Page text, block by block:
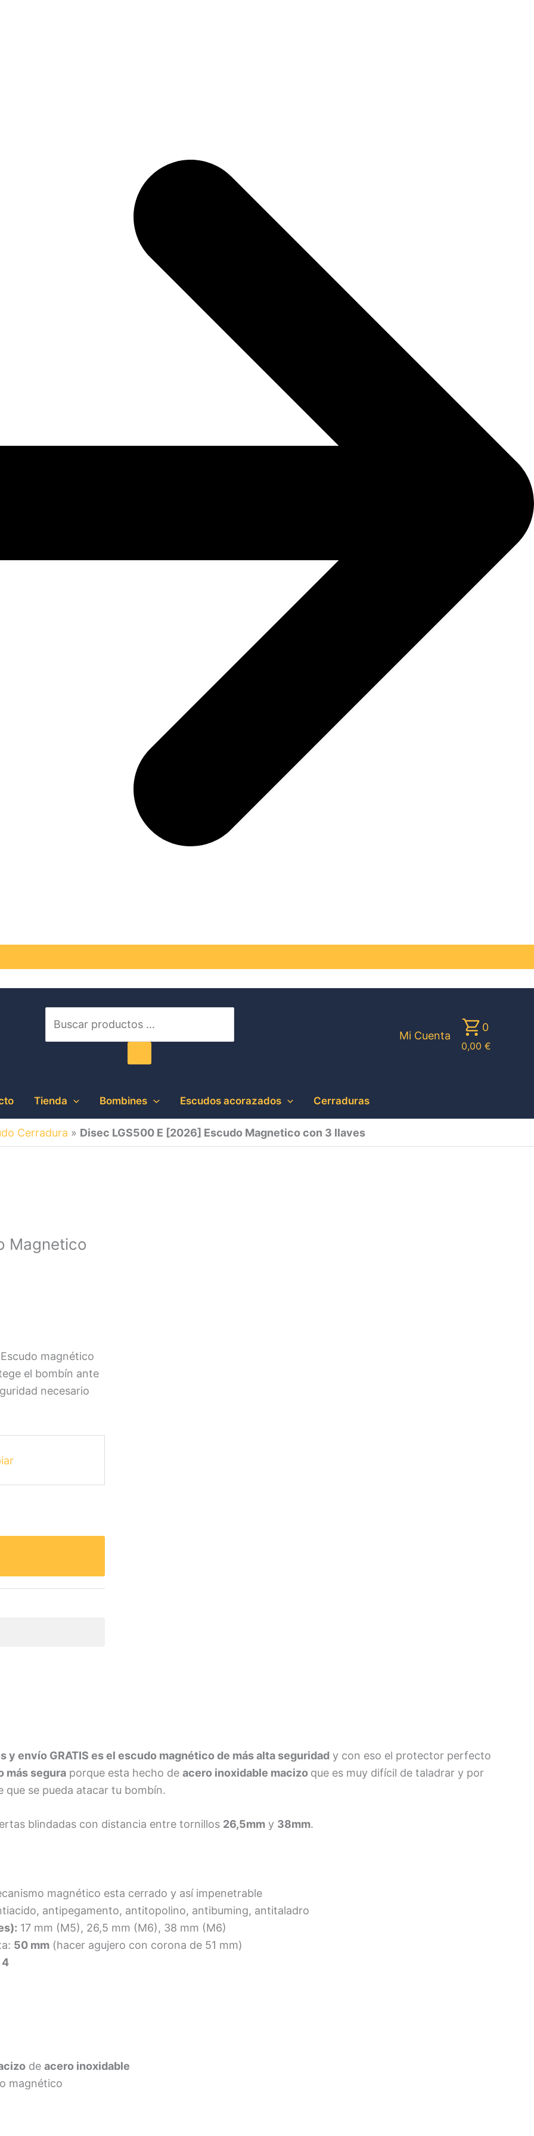
Búsqueda
de
productos
Mi Cuenta
0
0,00 €
Tienda Bombines Escudos acorazados Cerraduras
Cerradura » Disec LGS500 E [2026] Escudo Magnetico con 3 llaves
Magnetico
magnético
el bombín ante
necesario
envío GRATIS es el escudo magnético de más alta seguridad y con eso el protector perfecto
más segura porque esta hecho de acero inoxidable macizo que es muy difícil de taladrar y por
se pueda atacar tu bombín.
blindadas con distancia entre tornillos 26,5mm y 38mm.
magnético esta cerrado y así impenetrable
antipegamento, antitopolino, antibuming, antitaladro
17 mm (M5), 26,5 mm (M6), 38 mm (M6)
50 mm (hacer agujero con corona de 51 mm)
4
de acero inoxidable
magnético